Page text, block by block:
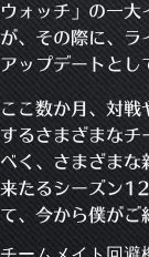
ウォッチ」の一大
が、その際に、ラ
アップデートとし
ここ数か月、対戦
するさまざまなチ
べく、さまざまな
来たるシーズン
て、今から僕がご